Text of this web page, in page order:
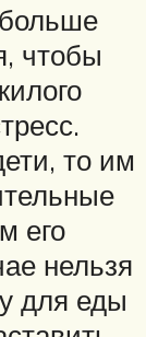
чтобы
то им
его
нельзя
для еды